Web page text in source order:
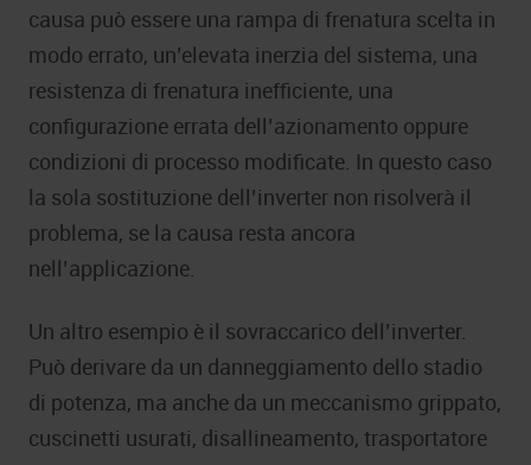
causa può essere una rampa di frenatura scelta in
modo errato, un’elevata inerzia del sistema, una
resistenza di frenatura inefficiente, una
configurazione errata dell’azionamento oppure
condizioni di processo modificate. In questo caso
la sola sostituzione dell’inverter non risolverà il
problema, se la causa resta ancora
nell’applicazione.
Un altro esempio è il sovraccarico dell’inverter.
Può derivare da un danneggiamento dello stadio
di potenza, ma anche da un meccanismo grippato,
cuscinetti usurati, disallineamento, trasportatore